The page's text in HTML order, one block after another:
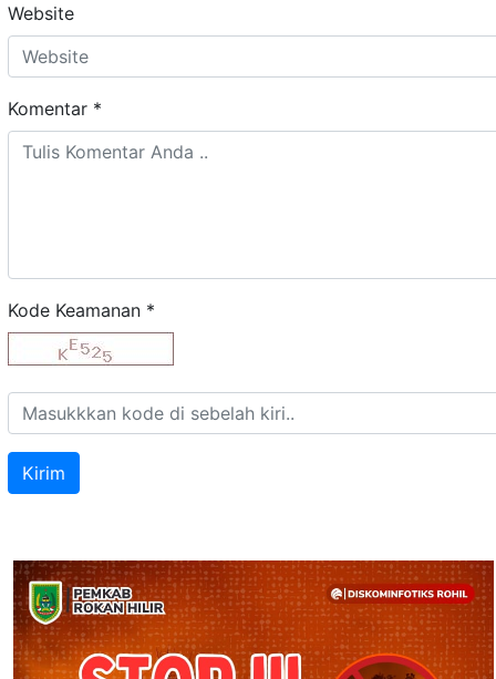
Website
Komentar *
Kode Keamanan *